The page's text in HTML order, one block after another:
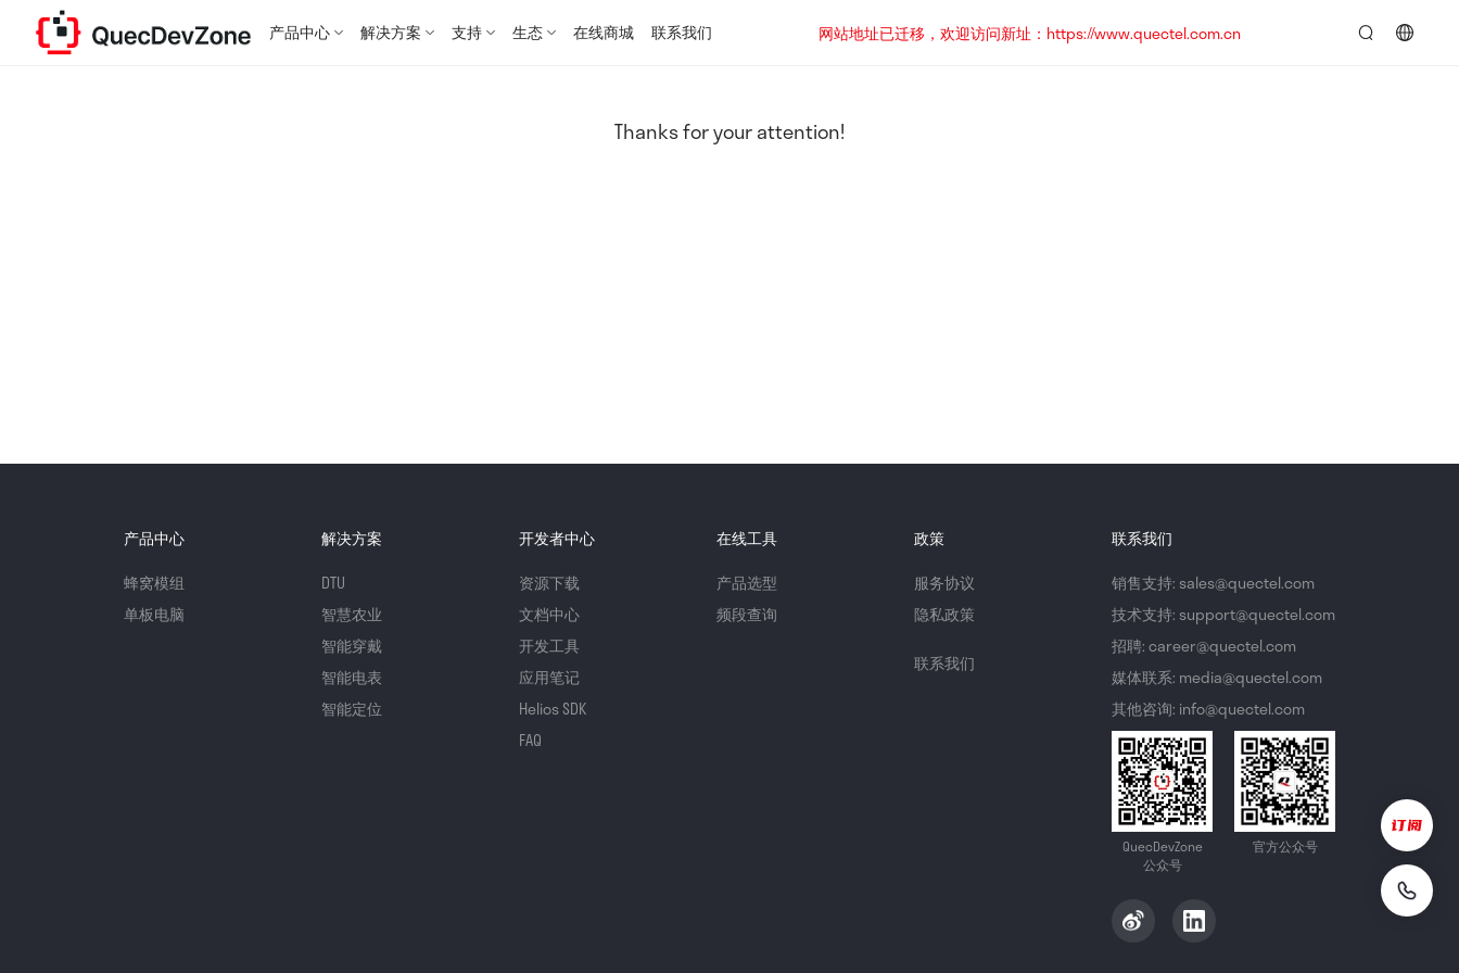
产品中心 解决方案 支持 生态 在线商城 联系我们
网站地址已迁移，欢迎访问新址：https://www.quectel.com.cn
Thanks for your attention!
产品中心
蜂窝模组
单板电脑
解决方案
DTU
智慧农业
智能穿戴
智能电表
智能定位
开发者中心
资源下载
文档中心
开发工具
应用笔记
Helios SDK
FAQ
在线工具
产品选型
频段查询
政策
服务协议
隐私政策
联系我们
联系我们
销售支持: sales@quectel.com
技术支持: support@quectel.com
招聘: career@quectel.com
媒体联系: media@quectel.com
其他咨询: info@quectel.com
QuecDevZone
公众号
官方公众号